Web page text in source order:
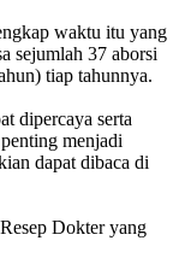
waktu itu yang
sejumlah 37 aborsi
tiap tahunnya.
dipercaya serta
menjadi
dapat dibaca di
Dokter yang